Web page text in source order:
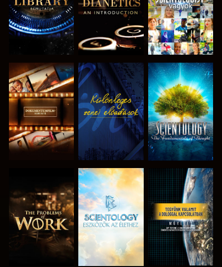
A SOROZAT
RÉSZEI
MŰSORNÉZÉS
A SOROZAT
RÉSZEI
A SOROZAT
RÉSZEI
A SOROZAT
RÉSZEI
MŰSORNÉZÉS